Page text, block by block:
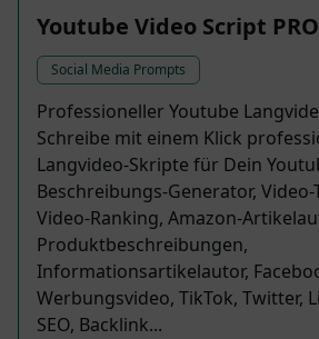
Youtube Video Script PRO
Social Media Prompts
Professioneller Youtube
Schreibe mit einem Klick
Langvideo-Skripte für Dein
Beschreibungs-Generator,
Video-Ranking, Amazon-
Produktbeschreibungen,
Informationsartikelautor,
Werbungsvideo, TikTok, Twitter,
SEO, Backlink...